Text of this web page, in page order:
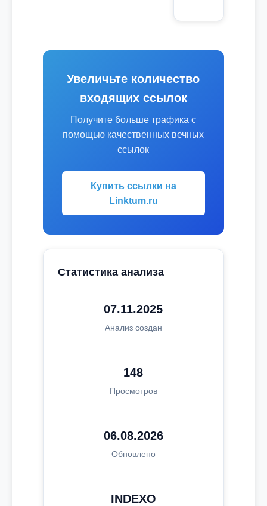
Увеличьте количество
входящих ссылок
Получите больше трафика с
помощью качественных вечных
ссылок
Купить ссылки на
Linktum.ru
Статистика анализа
07.11.2025
Анализ создан
148
Просмотров
06.08.2026
Обновлено
INDEXO